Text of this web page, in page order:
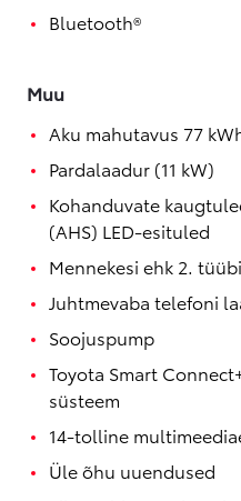
Bluetooth®
Muu
Aku mahutavus 77
Pardalaadur (11 kW)
Kohanduvate
(AHS) LED-esituled
Mennekesi ehk 2.
Juhtmevaba telefoni
Soojuspump
Toyota Smart
süsteem
14-tolline
Üle õhu uuendused